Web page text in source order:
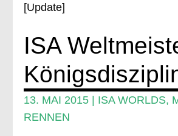
[Update]
ISA
13. MAI 2015| ISA WORLDS,
RENNEN